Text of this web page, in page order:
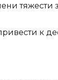
тяжести
к